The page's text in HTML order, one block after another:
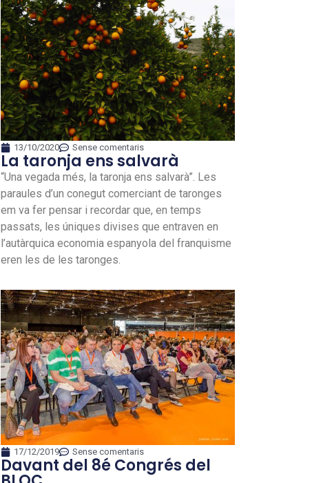
13/10/2020 Sense comentaris
La taronja ens salvarà
“Una vegada més, la taronja ens salvarà”. Les
paraules d’un conegut comerciant de taronges
em va fer pensar i recordar que, en temps
passats, les úniques divises que entraven en
l’autàrquica economia espanyola del franquisme
eren les de les taronges.
17/12/2019 Sense comentaris
Davant del 8é Congrés del